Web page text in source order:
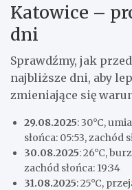
Katowice –
dni
Sprawdźmy, jak
najbliższe dni, aby
zmieniające się
29.08.2025: 30°C,
słońca: 05:53, zachód
30.08.2025: 26°C,
zachód słońca: 19:34
31.08.2025: 25°C,